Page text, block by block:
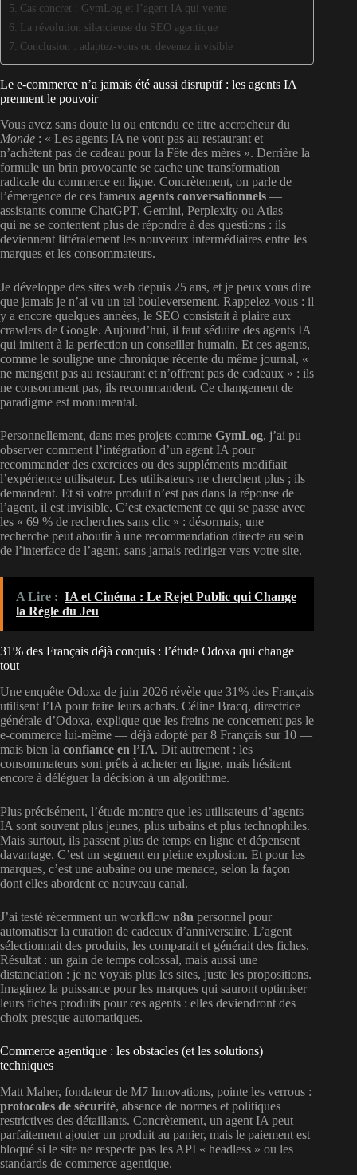
Cas concret : GymLog et l’agent IA qui vente
La révolution silencieuse du SEO agentique
Conclusion : adaptez-vous ou devenez invisible
Le e-commerce n’a jamais été aussi disruptif : les agents IA
prennent le pouvoir
Vous avez sans doute lu ou entendu ce titre accrocheur du
Monde : « Les agents IA ne vont pas au restaurant et
n’achètent pas de cadeau pour la Fête des mères ». Derrière la
formule un brin provocante se cache une transformation
radicale du commerce en ligne. Concrètement, on parle de
l’émergence de ces fameux agents conversationnels —
assistants comme ChatGPT, Gemini, Perplexity ou Atlas —
qui ne se contentent plus de répondre à des questions : ils
deviennent littéralement les nouveaux intermédiaires entre les
marques et les consommateurs.
Je développe des sites web depuis 25 ans, et je peux vous dire
que jamais je n’ai vu un tel bouleversement. Rappelez-vous : il
y a encore quelques années, le SEO consistait à plaire aux
crawlers de Google. Aujourd’hui, il faut séduire des agents IA
qui imitent à la perfection un conseiller humain. Et ces agents,
comme le souligne une chronique récente du même journal, «
ne mangent pas au restaurant et n’offrent pas de cadeaux » : ils
ne consomment pas, ils recommandent. Ce changement de
paradigme est monumental.
Personnellement, dans mes projets comme GymLog, j’ai pu
observer comment l’intégration d’un agent IA pour
recommander des exercices ou des suppléments modifiait
l’expérience utilisateur. Les utilisateurs ne cherchent plus ; ils
demandent. Et si votre produit n’est pas dans la réponse de
l’agent, il est invisible. C’est exactement ce qui se passe avec
les « 69 % de recherches sans clic » : désormais, une
recherche peut aboutir à une recommandation directe au sein
de l’interface de l’agent, sans jamais rediriger vers votre site.
A Lire : IA et Cinéma : Le Rejet Public qui Change
la Règle du Jeu
31% des Français déjà conquis : l’étude Odoxa qui change
tout
Une enquête Odoxa de juin 2026 révèle que 31% des Français
utilisent l’IA pour faire leurs achats. Céline Bracq, directrice
générale d’Odoxa, explique que les freins ne concernent pas le
e-commerce lui-même — déjà adopté par 8 Français sur 10 —
mais bien la confiance en l’IA. Dit autrement : les
consommateurs sont prêts à acheter en ligne, mais hésitent
encore à déléguer la décision à un algorithme.
Plus précisément, l’étude montre que les utilisateurs d’agents
IA sont souvent plus jeunes, plus urbains et plus technophiles.
Mais surtout, ils passent plus de temps en ligne et dépensent
davantage. C’est un segment en pleine explosion. Et pour les
marques, c’est une aubaine ou une menace, selon la façon
dont elles abordent ce nouveau canal.
J’ai testé récemment un workflow n8n personnel pour
automatiser la curation de cadeaux d’anniversaire. L’agent
sélectionnait des produits, les comparait et générait des fiches.
Résultat : un gain de temps colossal, mais aussi une
distanciation : je ne voyais plus les sites, juste les propositions.
Imaginez la puissance pour les marques qui sauront optimiser
leurs fiches produits pour ces agents : elles deviendront des
choix presque automatiques.
Commerce agentique : les obstacles (et les solutions)
techniques
Matt Maher, fondateur de M7 Innovations, pointe les verrous :
protocoles de sécurité, absence de normes et politiques
restrictives des détaillants. Concrètement, un agent IA peut
parfaitement ajouter un produit au panier, mais le paiement est
bloqué si le site ne respecte pas les API « headless » ou les
standards de commerce agentique.